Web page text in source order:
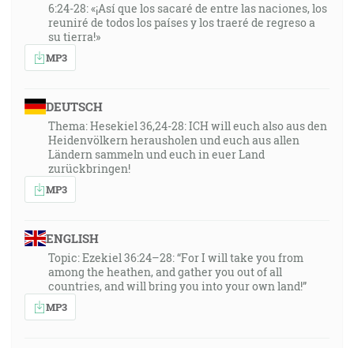
6:24-28: «¡Así que los sacaré de entre las naciones, los
reuniré de todos los países y los traeré de regreso a
su tierra!»
MP3
DEUTSCH
Thema: Hesekiel 36,24-28: ICH will euch also aus den
Heidenvölkern herausholen und euch aus allen
Ländern sammeln und euch in euer Land
zurückbringen!
MP3
ENGLISH
Topic: Ezekiel 36:24–28: “For I will take you from
among the heathen, and gather you out of all
countries, and will bring you into your own land!”
MP3